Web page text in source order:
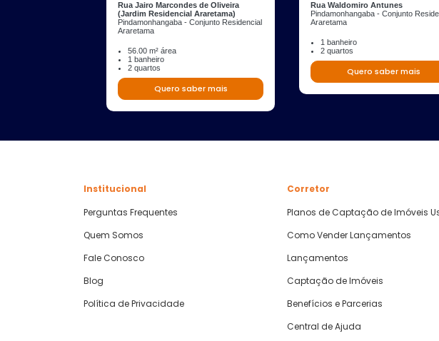
Rua Jairo Marcondes de Oliveira
(Jardim Residencial Araretama)
Pindamonhangaba - Conjunto Residencial
Araretama
56.00 m² área
1 banheiro
2 quartos
Quero saber mais
Rua Waldomiro Antunes
Pindamonhangaba - Conjunto
Araretama
1 banheiro
2 quartos
Quero saber mais
Institucional
Perguntas Frequentes
Quem Somos
Fale Conosco
Blog
Política de Privacidade
Corretor
Planos de Captação de Imóveis
Como Vender Lançamentos
Lançamentos
Captação de Imóveis
Benefícios e Parcerias
Central de Ajuda